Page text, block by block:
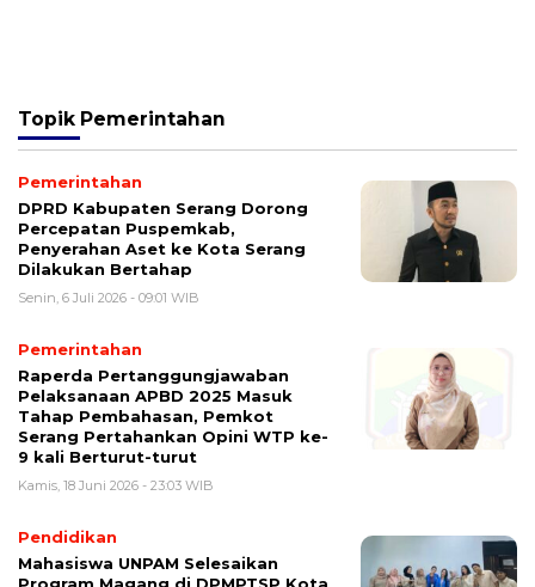
Topik Pemerintahan
Pemerintahan
DPRD Kabupaten Serang Dorong
Percepatan Puspemkab,
Penyerahan Aset ke Kota Serang
Dilakukan Bertahap
Senin, 6 Juli 2026 - 09:01 WIB
Pemerintahan
Raperda Pertanggungjawaban
Pelaksanaan APBD 2025 Masuk
Tahap Pembahasan, Pemkot
Serang Pertahankan Opini WTP ke-
9 kali Berturut-turut
Kamis, 18 Juni 2026 - 23:03 WIB
Pendidikan
Mahasiswa UNPAM Selesaikan